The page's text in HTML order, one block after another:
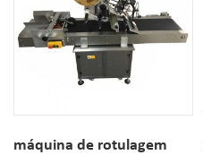
máquina de rotulagem